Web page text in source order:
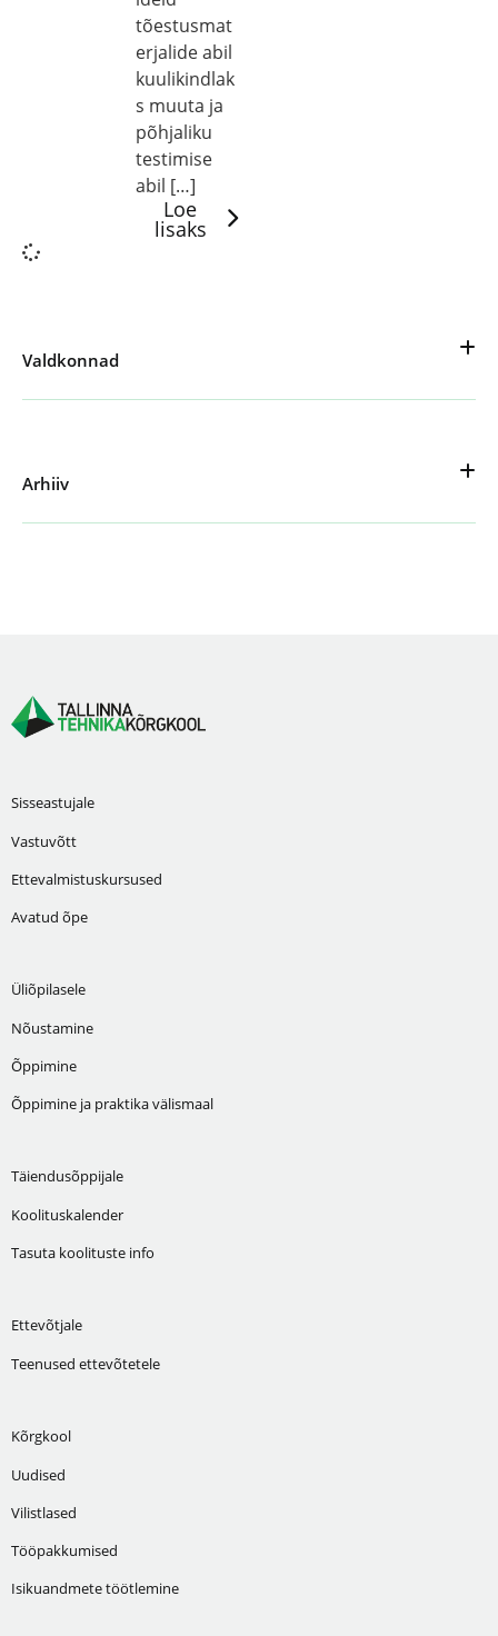
tõestusmat
erjalide abil
kuulikindlak
s muuta ja
põhjaliku
testimise
abil […]
Loe
lisaks
Valdkonnad
Arhiiv
Sisseastujale
Vastuvõtt
Ettevalmistuskursused
Avatud õpe
Üliõpilasele
Nõustamine
Õppimine
Õppimine ja praktika välismaal
Täiendusõppijale
Koolituskalender
Tasuta koolituste info
Ettevõtjale
Teenused ettevõtetele
Kõrgkool
Uudised
Vilistlased
Tööpakkumised
Isikuandmete töötlemine